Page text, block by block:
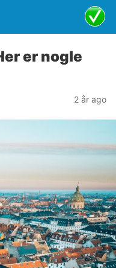
er nogle
2 år ago